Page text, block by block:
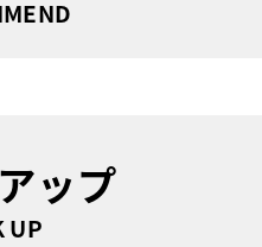
ップ
UP